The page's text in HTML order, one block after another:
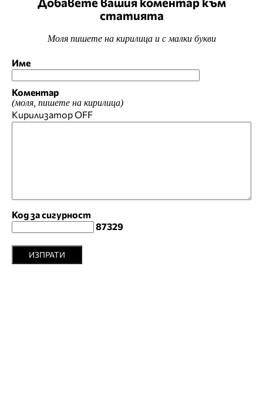
статията
Моля пишете на кирилица и с малки букви
Име
Коментар
(моля, пишете на кирилица)
КирилизаторOFF
Код за сигурност
87329
ИЗПРАТИ